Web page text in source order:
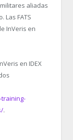
aliadas
Las FATS
InVeris en
en IDEX
.